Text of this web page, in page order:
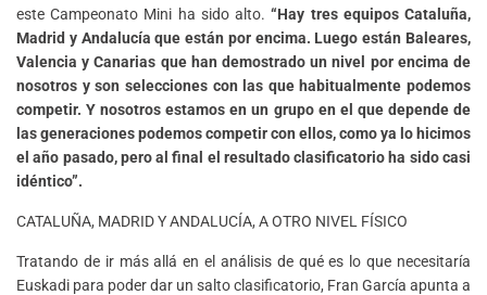
este Campeonato Mini ha sido alto.“Hay tres equipos Cataluña,
Madrid y Andalucía que están por encima. Luego están Baleares,
Valencia y Canarias que han demostrado un nivel por encima de
nosotros y son selecciones con las que habitualmente podemos
competir. Y nosotros estamos en un grupo en el que depende de
las generaciones podemos competir con ellos, como ya lo hicimos
el año pasado, pero al final el resultado clasificatorio ha sido casi
idéntico”.
CATALUÑA, MADRID Y ANDALUCÍA, A OTRO NIVEL FÍSICO
Tratando de ir más allá en el análisis de qué es lo que necesitaría
Euskadi para poder dar un salto clasificatorio, Fran García apunta a